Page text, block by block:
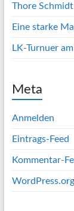
Thore
Eine starke
LK-Turnuer
Meta
Anmelden
Eintrags-Feed
Kommentar-
WordPress.org